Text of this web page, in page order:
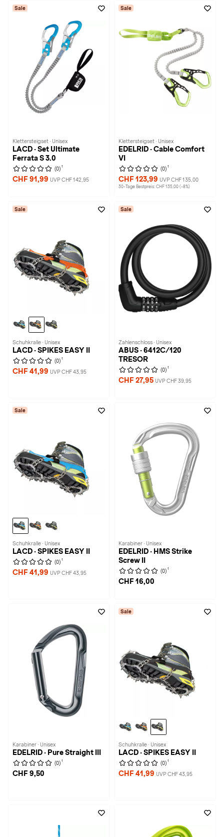
Sale
Klettersteigset · Unisex
LACD · Set Ultimate
Ferrata S 3.0
(0) 1
CHF 91,99 UVP CHF 142,95
Sale
Klettersteigset · Unisex
EDELRID · Cable Comfort
VI
(0) 1
CHF 123,99 UVP CHF 135,00
30-Tage Bestpreis: CHF 135,00 (-8%)
Sale
Schuhkralle · Unisex
LACD · SPIKES EASY II
(0) 1
CHF 41,99 UVP CHF 43,95
Sale
Zahlenschloss · Unisex
ABUS · 6412C/120
TRESOR
(0) 1
CHF 27,95 UVP CHF 39,95
Sale
Schuhkralle · Unisex
LACD · SPIKES EASY II
(0) 1
CHF 41,99 UVP CHF 43,95
Karabiner · Unisex
EDELRID · HMS Strike
Screw II
(0) 1
CHF 16,00
Karabiner · Unisex
EDELRID · Pure Straight III
(0) 1
CHF 9,50
Sale
Schuhkralle · Unisex
LACD · SPIKES EASY II
(0) 1
CHF 41,99 UVP CHF 43,95